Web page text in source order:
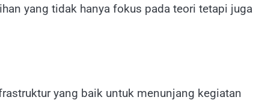
yang tidak hanya fokus pada teori tetapi juga
yang baik untuk menunjang kegiatan